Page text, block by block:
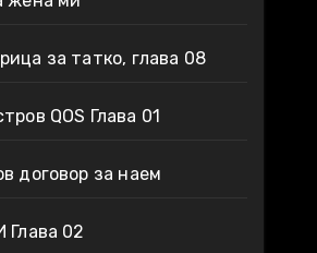
за татко, глава 08
QOS Глава 01
договор за наем
Глава 02